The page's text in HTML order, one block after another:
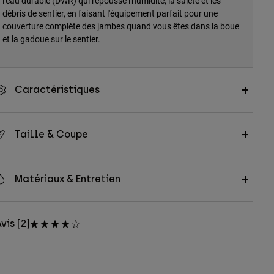
débris de sentier, en faisant l'équipement parfait pour une
couverture complète des jambes quand vous êtes dans la boue
et la gadoue sur le sentier.
Caractéristiques
Taille & Coupe
Matériaux & Entretien
[2]